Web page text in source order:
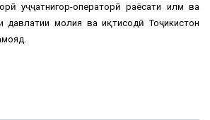
ҳуҷҷатнигор-операторӣ раёсати илм ва
давлатии молия ва иқтисодӣ Тоҷикистон